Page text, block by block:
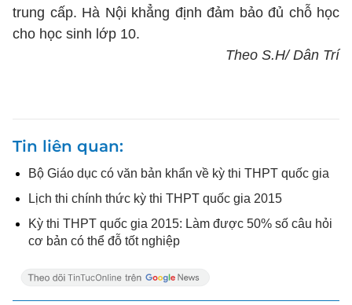
trung cấp. Hà Nội khẳng định đảm bảo đủ chỗ học
cho học sinh lớp 10.
Theo S.H/ Dân Trí
Tin liên quan
Bộ Giáo dục có văn bản khẩn về kỳ thi THPT quốc gia
Lịch thi chính thức kỳ thi THPT quốc gia 2015
Kỳ thi THPT quốc gia 2015: Làm được 50% số câu hỏi
cơ bản có thể đỗ tốt nghiệp